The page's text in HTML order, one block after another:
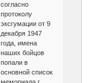
согласно
протоколу
эксгумации от 9
декабря 1947
года, имена
наших бойцов
попали в
основной список